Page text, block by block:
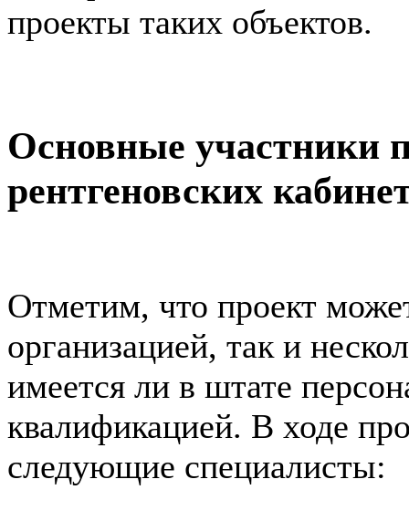
проекты таких объектов.
Основные участники
рентгеновских
Отметим, что проект
организацией, так и
имеется ли в штате
квалификацией. В ходе
следующие специалисты: